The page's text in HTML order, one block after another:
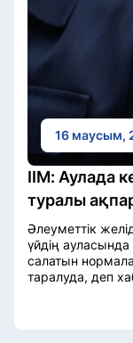
16 маусым,
ІІМ: Аулада
туралы
Әлеуметтік
үйдің
салатын
таралуда, деп